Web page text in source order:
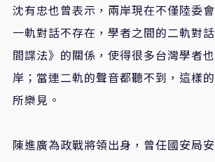
沈有忠也曾表示，兩岸現在不僅陸委
一軌對話不存在，學者之間的二軌對
間諜法》的關係，使得很多台灣學者
岸；當連二軌的聲音都聽不到，這樣
所樂見。
陳進廣為政戰將領出身，曾任國安局